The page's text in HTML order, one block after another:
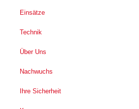
Einsätze
Technik
Über Uns
Nachwuchs
Ihre Sicherheit